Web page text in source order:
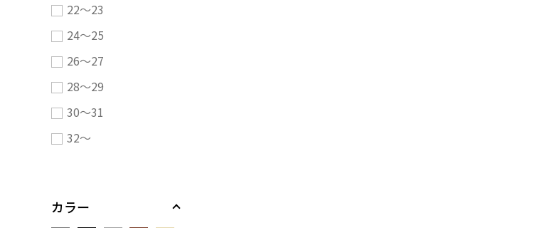
22～23
24～25
26～27
28～29
30～31
32～
カラー